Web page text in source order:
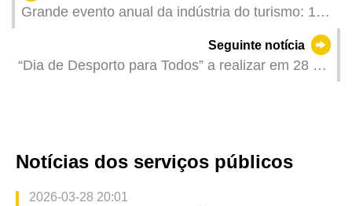
Grande evento anual da indústria do turismo: 14.ª
Macau arranca no dia 10 de AbrilSeguinte notícia
“Dia de Desporto para Todos” a realizar em 28 de
Notícias dos serviços públicos
2026-03-28 20:01